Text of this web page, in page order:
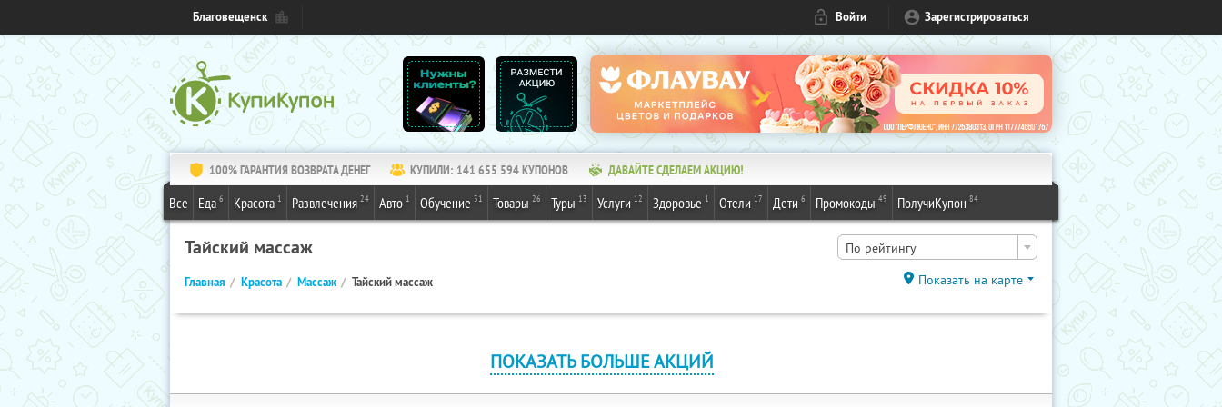
Благовещенск Войти Зарегистрироваться
100% ГАРАНТИЯ ВОЗВРАТА ДЕНЕГ КУПИЛИ: 141 655 594КУПОНОВ ДАВАЙТЕ СДЕЛАЕМ АКЦИЮ!
Все Еда 6 Красота 1 Развлечения 24 Авто 1 Обучение 31 Товары 26 Туры 13 Услуги 12 Здоровье 1 Отели 17 Дети 6 Промокоды 49 ПолучиКупон 84
Тайский массаж По рейтингу
Главная Красота Массаж Тайский массаж Показать на карте
ПОКАЗАТЬ БОЛЬШЕ АКЦИЙ